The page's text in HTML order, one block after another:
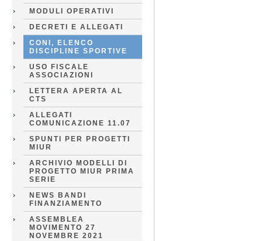
MODULI OPERATIVI
DECRETI E ALLEGATI
CONI, ELENCO
DISCIPLINE SPORTIVE
USO FISCALE
ASSOCIAZIONI
LETTERA APERTA AL
CTS
ALLEGATI
COMUNICAZIONE 11.07
SPUNTI PER PROGETTI
MIUR
ARCHIVIO MODELLI DI
PROGETTO MIUR PRIMA
SERIE
NEWS BANDI
FINANZIAMENTO
ASSEMBLEA
MOVIMENTO 27
NOVEMBRE 2021